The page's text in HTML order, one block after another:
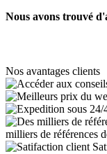
Nous avons trouvé
Nos avantages clients
milliers de références